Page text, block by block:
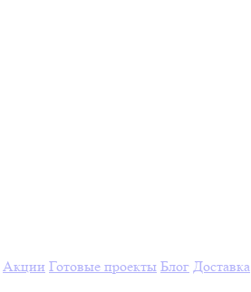
Акции Готовые проекты Блог Доставка